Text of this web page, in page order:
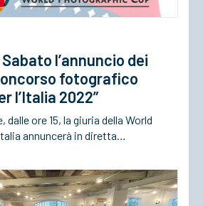
Sabato l’annuncio dei
fotografico
l’Italia 2022”
dalle ore 15, la giuria della World
annuncerà in diretta…